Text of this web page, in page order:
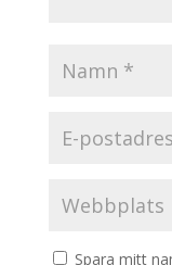
Spara mitt